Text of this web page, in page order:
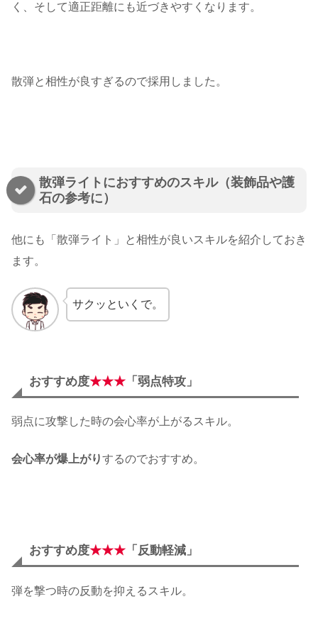
く、そして適正距離にも近づきやすくなります。
散弾と相性が良すぎるので採用しました。
散弾ライトにおすすめのスキル（装飾品や護
石の参考に）
他にも「散弾ライト」と相性が良いスキルを紹介しておき
ます。
サクッといくで。
おすすめ度★★★ 「弱点特攻」
弱点に攻撃した時の会心率が上がるスキル。
会心率が爆上がりするのでおすすめ。
おすすめ度★★★ 「反動軽減」
弾を撃つ時の反動を抑えるスキル。